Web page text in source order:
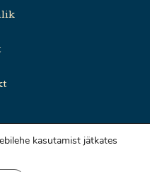
kasutamist jätkates